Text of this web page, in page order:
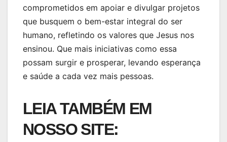
comprometidos em apoiar e divulgar projetos
que busquem o bem-estar integral do ser
humano, refletindo os valores que Jesus nos
ensinou. Que mais iniciativas como essa
possam surgir e prosperar, levando esperança
e saúde a cada vez mais pessoas.
LEIA TAMBÉM EM
NOSSO SITE: